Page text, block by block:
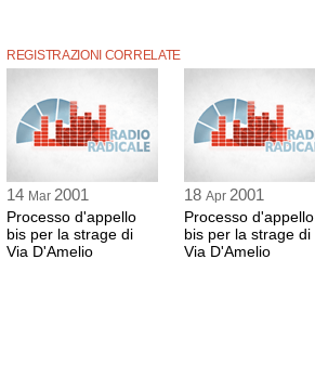
REGISTRAZIONI CORRELATE
14 Mar 2001
Processo d'appello
bis per la strage di
Via D'Amelio
18 Apr 2001
Processo d'appello
bis per la strage di
Via D'Amelio